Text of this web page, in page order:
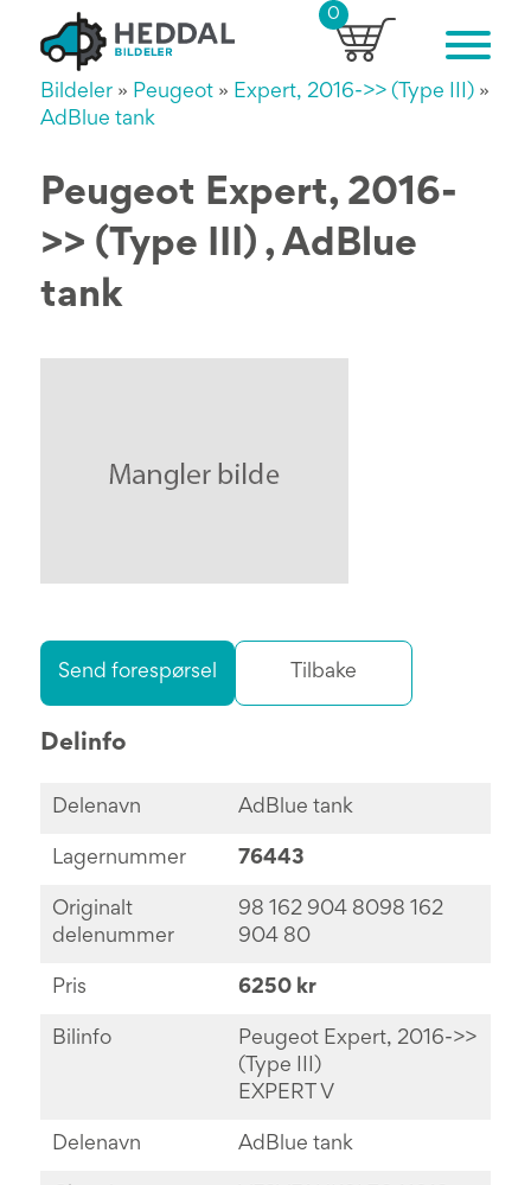
0
Bildeler » Peugeot » Expert, 2016->> (Type III) »
AdBlue tank
Peugeot Expert, 2016-
>> (Type III) , AdBlue
tank
Send forespørsel Tilbake
Delinfo
Delenavn AdBlue tank
Lagernummer 76443
Originalt
delenummer
98 162 904 8098 162
904 80
Pris 6250 kr
Bilinfo
Peugeot Expert, 2016->>
(Type III)
EXPERT V
Delenavn AdBlue tank